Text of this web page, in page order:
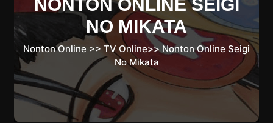
NONTON ONLINE SEIGI
NO MIKATA
Nonton Online >> TV Online>> Nonton Online Seigi
No Mikata